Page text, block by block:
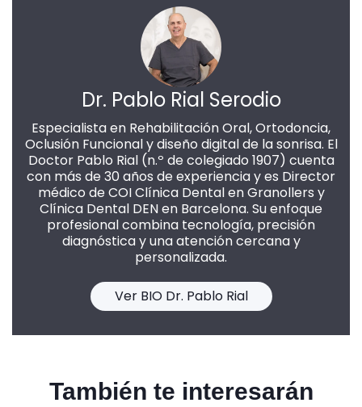
Dr. Pablo Rial Serodio
Especialista en Rehabilitación Oral, Ortodoncia,
Oclusión Funcional y diseño digital de la sonrisa. El
Doctor Pablo Rial (n.º de colegiado 1907) cuenta
con más de 30 años de experiencia y es Director
médico de COI Clínica Dental en Granollers y
Clínica Dental DEN en Barcelona. Su enfoque
profesional combina tecnología, precisión
diagnóstica y una atención cercana y
personalizada.
Ver BIO Dr. Pablo Rial
También te interesarán